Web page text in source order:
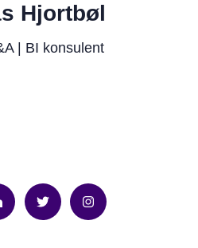
Hjortbøl
| BI konsulent